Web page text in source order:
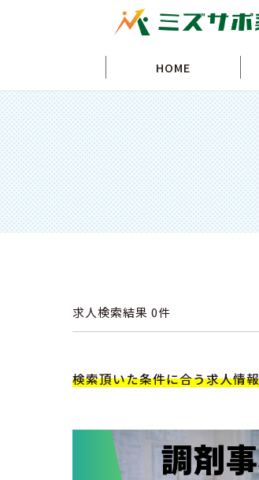
HOME
求人検索結果 0件
検索頂いた条件に合う求人情